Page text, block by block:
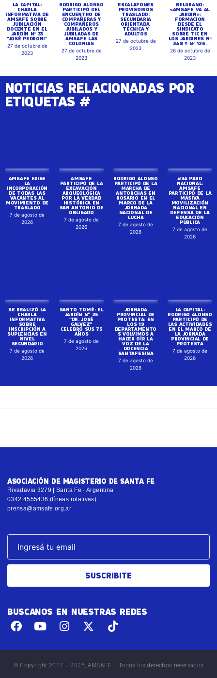
LA CAPITAL:
CHARLA
INFORMATIVA DE
AMSAFE SOBRE
JUBILACIÓN
DOCENTE EN EL
JARDÍN Nº 35
"JOSÉ PEDRONI"
27 de octubre de
2023
RODRIGO ALONSO
PARTICIPÓ DEL
ENCUENTRO DE
COMPAÑERAS Y
COMPAÑEROS
JUBILADOS Y
JUBILADAS DE
AMSAFE LAS
COLONIAS
27 de octubre de
2023
ESCALAFONES
PROVISORIOS
TRASLADO:
SECUNDARIA
ORIENTADA,
TÉCNICA Y
ADULTOS
27 de octubre de
2023
BELGRANO:
«AMSAFE VA AL
JARDIN»:
FORMACION
DESDE EL
SINDICATO
SOBRE TIC EN
LOS JARDINES Nº
348 Y Nº 126.
26 de octubre de
2023
NOTICIAS RELACIONADAS POR
ETIQUETAS #
AMSAFE EXIGE
LA
INCORPORACIÓN
DE TODAS LAS
VACANTES AL
MOVIMIENTO DE
TRASLADO
7 de agosto de
2026
AMSAFE
PARTICIPÓ DE LA
EXCAVACIÓN
ARQUEOLÓGICA
POR LA VERDAD
HISTÓRICA EN
SAN ANTONIO DE
OBLIGADO
7 de agosto de
2026
RODRIGO ALONSO
PARTICIPÓ DE LA
MARCHA DE
ANTORCHAS EN
ROSARIO EN EL
MARCO DE LA
JORNADA
NACIONAL DE
LUCHA
7 de agosto de
2026
#3A PARO
NACIONAL:
AMSAFE
PARTICIPÓ DE LA
MASIVA
MOVILIZACIÓN
NACIONAL EN
DEFENSA DE LA
EDUCACIÓN
PÚBLICA
7 de agosto de
2026
SE REALIZÓ LA
CHARLA
INFORMATIVA
SOBRE
INSCRIPCIÓN A
SUPLENCIAS EN
NIVEL
SECUNDARIO
7 de agosto de
2026
SANTO TOMÉ: EL
JARDÍN N° 25
“DR. JOSÉ
GALVEZ”
CELEBRÓ SUS 75
AÑOS
7 de agosto de
2026
JORNADA
PROVINCIAL DE
PROTESTA: EN
LOS 19
DEPARTAMENTO
S VOLVIMOS A
HACER OÍR LA
VOZ DE LA
DOCENCIA
SANTAFESINA
7 de agosto de
2026
LA CAPITAL:
RODRIGO ALONSO
PARTICIPÓ DE
LAS ACTIVIDADES
EN EL MARCO DE
LA JORNADA
PROVINCIAL DE
PROTESTA
7 de agosto de
2026
ASOCIACIÓN DE MAGISTERIO DE SANTA FE
Rivadavia 3279 | Santa Fe · Argentina
0342 4555436 (líneas rotativas)
prensa@amsafe.org.ar
SUSCRIBITE
BUSCANOS EN NUESTRAS REDES
© Copyright 2017 – 2025, AMSAFE – Todos los derechos reservados